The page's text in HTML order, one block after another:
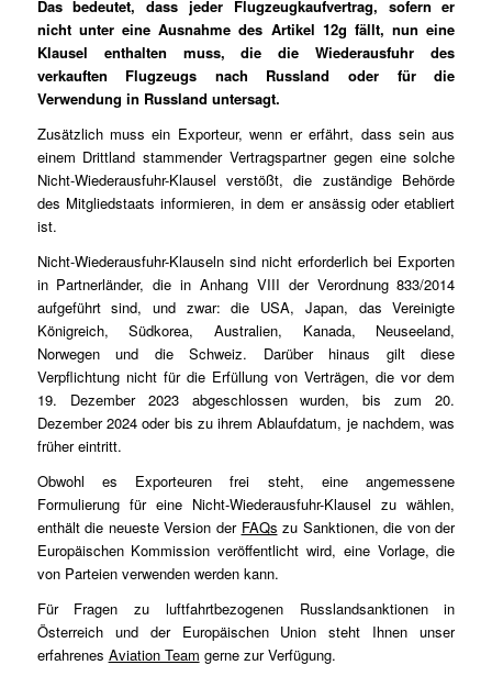
Das bedeutet, dass jeder Flugzeugkaufvertrag, sofern er
nicht unter eine Ausnahme des Artikel 12g fällt, nun eine
Klausel enthalten muss, die die Wiederausfuhr des
verkauften Flugzeugs nach Russland oder für die
Verwendung in Russland untersagt.
Zusätzlich muss ein Exporteur, wenn er erfährt, dass sein aus
einem Drittland stammender Vertragspartner gegen eine solche
Nicht-Wiederausfuhr-Klausel verstößt, die zuständige Behörde
des Mitgliedstaats informieren, in dem er ansässig oder etabliert
ist.
Nicht-Wiederausfuhr-Klauseln sind nicht erforderlich bei Exporten
in Partnerländer, die in Anhang VIII der Verordnung 833/2014
aufgeführt sind, und zwar: die USA, Japan, das Vereinigte
Königreich, Südkorea, Australien, Kanada, Neuseeland,
Norwegen und die Schweiz. Darüber hinaus gilt diese
Verpflichtung nicht für die Erfüllung von Verträgen, die vor dem
19. Dezember 2023 abgeschlossen wurden, bis zum 20.
Dezember 2024 oder bis zu ihrem Ablaufdatum, je nachdem, was
früher eintritt.
Obwohl es Exporteuren frei steht, eine angemessene
Formulierung für eine Nicht-Wiederausfuhr-Klausel zu wählen,
enthält die neueste Version der FAQs zu Sanktionen, die von der
Europäischen Kommission veröffentlicht wird, eine Vorlage, die
von Parteien verwenden werden kann.
Für Fragen zu luftfahrtbezogenen Russlandsanktionen in
Österreich und der Europäischen Union steht Ihnen unser
erfahrenes Aviation Team gerne zur Verfügung.